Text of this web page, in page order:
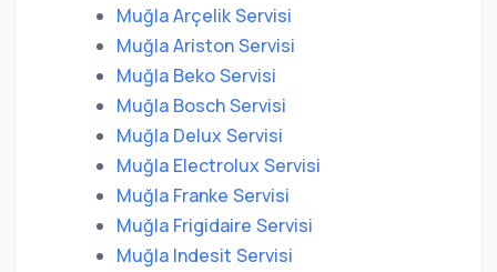
Muğla Arçelik Servisi
Muğla Ariston Servisi
Muğla Beko Servisi
Muğla Bosch Servisi
Muğla Delux Servisi
Muğla Electrolux Servisi
Muğla Franke Servisi
Muğla Frigidaire Servisi
Muğla Indesit Servisi